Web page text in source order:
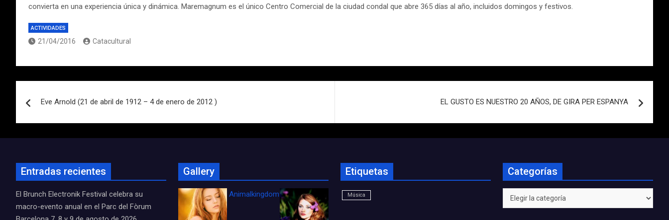
convierta en una experiencia única y dinámica. Maremagnum es el único Centro Comercial de la ciudad condal que abre 365 días al año, incluidos domingos y festivos.
ACTIVIDADES
21/04/2016 Catacultural
de
Eve Arnold (21 de abril de 1912 – 4 de enero de 2012 ) EL GUSTO ES NUESTRO 20 AÑOS, DE GIRA PER ESPANYA
Entradas recientes
El Brunch Electronik Festival celebra su
macro-evento anual en el Parc del Fòrum
Gallery
Animalkingdom_FichaCine
Etiquetas
Música
Categorías
Categorías